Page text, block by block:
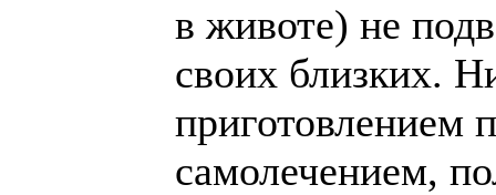
в животе) не
своих близких.
приготовлением
самолечением,